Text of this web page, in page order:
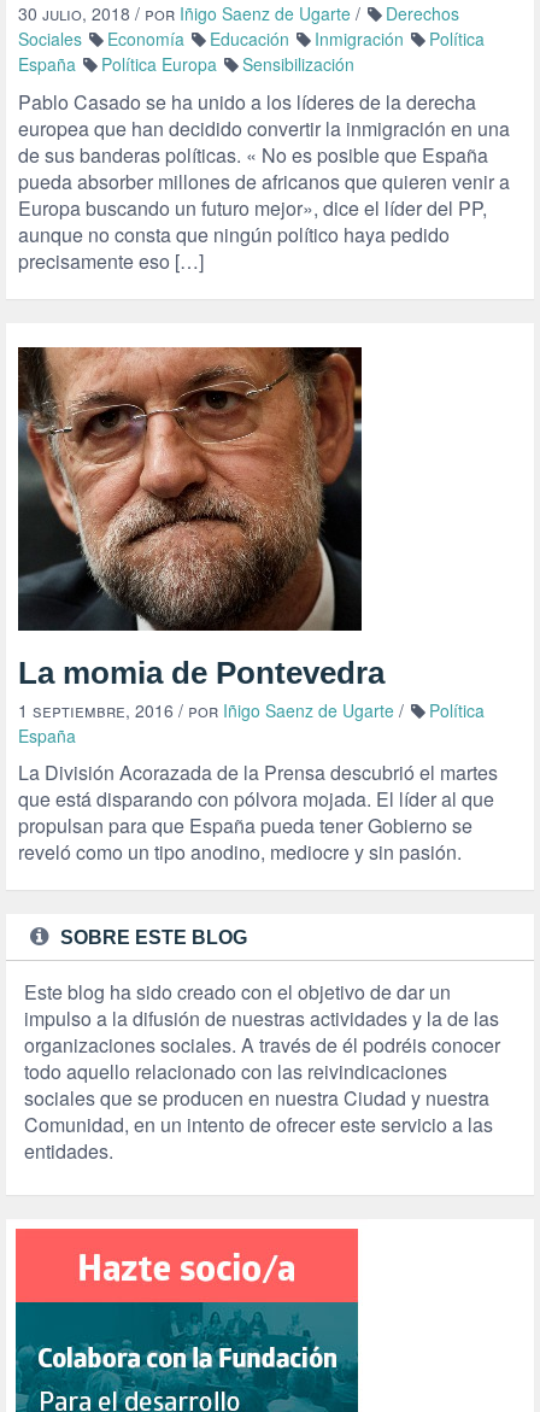
30 julio, 2018 / por Iñigo Saenz de Ugarte /
Derechos
Sociales
Economía Educación Inmigración
Política
España
Política Europa Sensibilización
Pablo Casado se ha unido a los líderes de la derecha
europea que han decidido convertir la inmigración en una
de sus banderas políticas. « No es posible que España
pueda absorber millones de africanos que quieren venir a
Europa buscando un futuro mejor», dice el líder del PP,
aunque no consta que ningún político haya pedido
precisamente eso […]
La momia de Pontevedra
1 septiembre, 2016 / por Iñigo Saenz de Ugarte /
Política
España
La División Acorazada de la Prensa descubrió el martes
que está disparando con pólvora mojada. El líder al que
propulsan para que España pueda tener Gobierno se
reveló como un tipo anodino, mediocre y sin pasión.
SOBRE ESTE BLOG
Este blog ha sido creado con el objetivo de dar un
impulso a la difusión de nuestras actividades y la de las
organizaciones sociales. A través de él podréis conocer
todo aquello relacionado con las reivindicaciones
sociales que se producen en nuestra Ciudad y nuestra
Comunidad, en un intento de ofrecer este servicio a las
entidades.